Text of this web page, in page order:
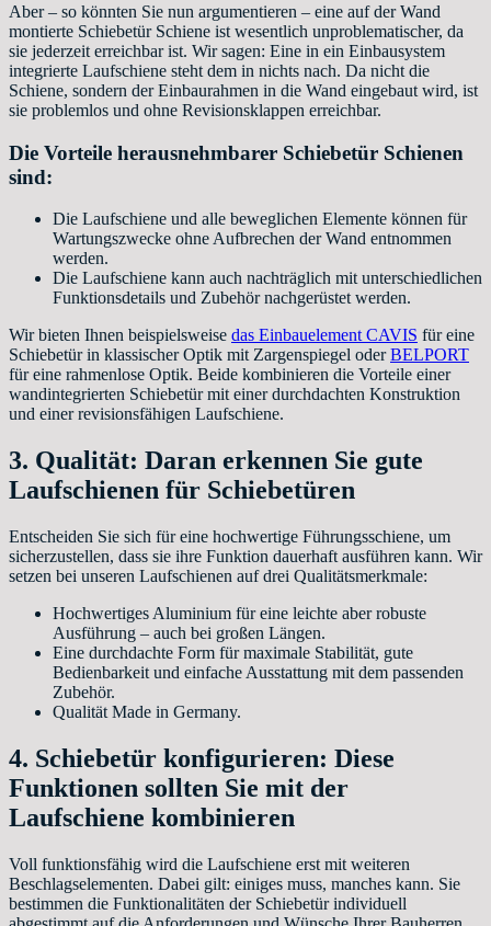
Aber – so könnten Sie nun argumentieren – eine auf der Wand
montierte Schiebetür Schiene ist wesentlich unproblematischer, da
sie jederzeit erreichbar ist. Wir sagen: Eine in ein Einbausystem
integrierte Laufschiene steht dem in nichts nach. Da nicht die
Schiene, sondern der Einbaurahmen in die Wand eingebaut wird, ist
sie problemlos und ohne Revisionsklappen erreichbar.
Die Vorteile herausnehmbarer Schiebetür Schienen
sind:
Die Laufschiene und alle beweglichen Elemente können für
Wartungszwecke ohne Aufbrechen der Wand entnommen
werden.
Die Laufschiene kann auch nachträglich mit unterschiedlichen
Funktionsdetails und Zubehör nachgerüstet werden.
Wir bieten Ihnen beispielsweise das Einbauelement CAVIS für eine
Schiebetür in klassischer Optik mit Zargenspiegel oderBELPORT
für eine rahmenlose Optik. Beide kombinieren die Vorteile einer
wandintegrierten Schiebetür mit einer durchdachten Konstruktion
und einer revisionsfähigen Laufschiene.
3. Qualität: Daran erkennen Sie gute
Laufschienen für Schiebetüren
Entscheiden Sie sich für eine hochwertige Führungsschiene, um
sicherzustellen, dass sie ihre Funktion dauerhaft ausführen kann. Wir
setzen bei unseren Laufschienen auf drei Qualitätsmerkmale:
Hochwertiges Aluminium für eine leichte aber robuste
Ausführung – auch bei großen Längen.
Eine durchdachte Form für maximale Stabilität, gute
Bedienbarkeit und einfache Ausstattung mit dem passenden
Zubehör.
Qualität Made in Germany.
4. Schiebetür konfigurieren: Diese
Funktionen sollten Sie mit der
Laufschiene kombinieren
Voll funktionsfähig wird die Laufschiene erst mit weiteren
Beschlagselementen. Dabei gilt: einiges muss, manches kann. Sie
bestimmen die Funktionalitäten der Schiebetür individuell